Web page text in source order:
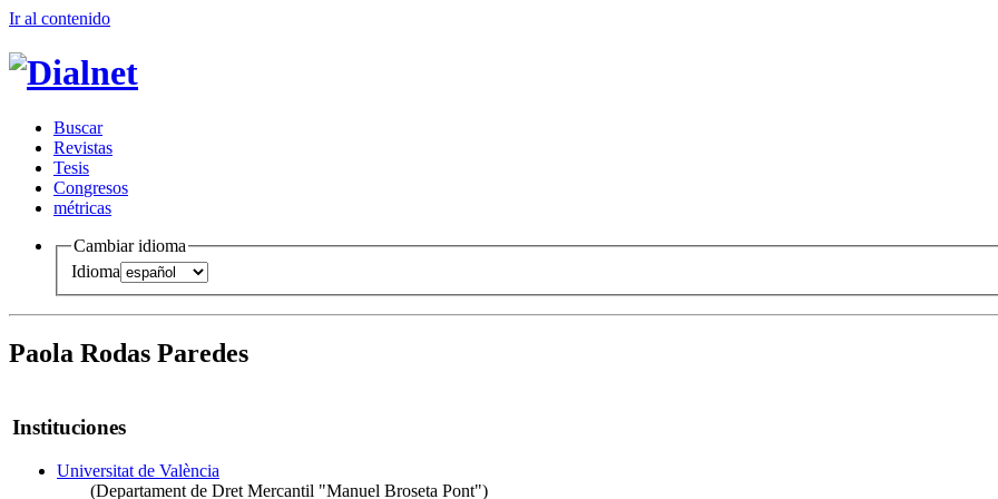
Ir al contenido
Buscar
Revistas
Tesis
Congresos
métricas
Cambiar idioma
Idioma
Paola Rodas Paredes
Instituciones
Universitat de València
(Departament de Dret Mercantil "Manuel Broseta Pont")